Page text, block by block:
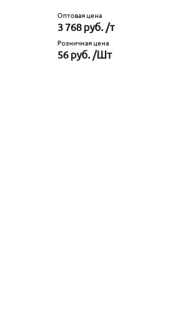
Оптовая цена
3 768 руб. /т
Розничная цена
56 руб. /Шт